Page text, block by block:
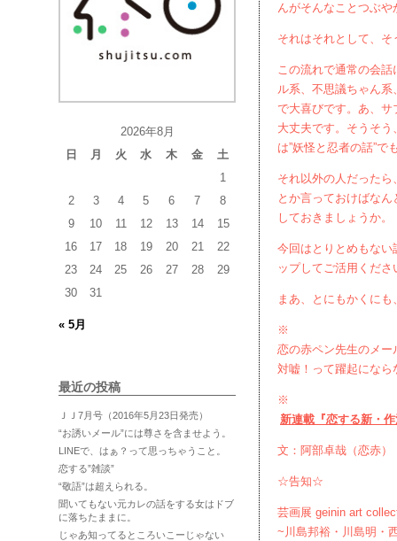
2026年8月
日
月 火 水 木 金 土
« 5月
1
2
3 4 5 6 7
8
9
10 11 12 13 14
15
16
17 18 19 20 21
22
23
24 25 26 27 28
29
30
31
最近の投稿
ＪＪ7月号（2016年5月23日発売）
“お誘いメール”には尊さを含ませよう。
LINEで、はぁ？って思っちゃうこと。
恋する”雑談”
“敬語”は超えられる。
聞いてもない元カレの話をする女はドブ
に落ちたままに。
じゃあ知ってるところいこーじゃない
んがそんなことつぶ
それはそれとして、
この流れで通常の会
ル系、不思議ちゃん
で大喜びです。あ、サ
大丈夫です。そうそ
は”妖怪と忍者の話”で
それ以外の人だった
とか言っておけばな
しておきましょうか。
今回はとりとめもな
ップしてご活用くださ
まあ、とにもかくに
※
恋の赤ペン先生のメ
対嘘！って躍起にな
※
新連載『恋する新・
文：阿部卓哉（恋赤
☆告知☆
芸画展 geinin art
~川島邦裕・川島明・